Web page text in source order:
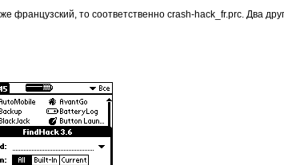
французский, то соответственно сrash-hack_fr.prc. Два